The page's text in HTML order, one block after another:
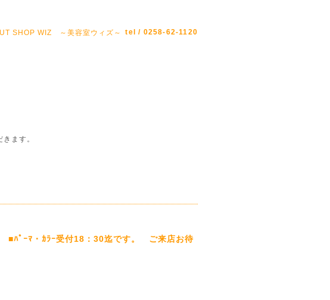
SHOP WIZ ～美容室ウィズ～ tel / 0258-62-1120
ます。
ﾊﾟｰﾏ・ｶﾗｰ受付18：30迄です。 ご来店お待